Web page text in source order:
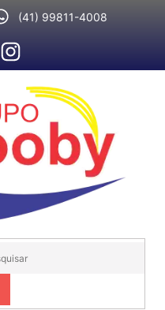
(41) 99811-4008